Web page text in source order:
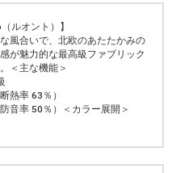
（ルオント）】
風合いで、北欧のあたたかみの
が魅力的な最高級ファブリック
＜主な機能＞
熱率 63％）
防音率 50％）＜カラー展開＞